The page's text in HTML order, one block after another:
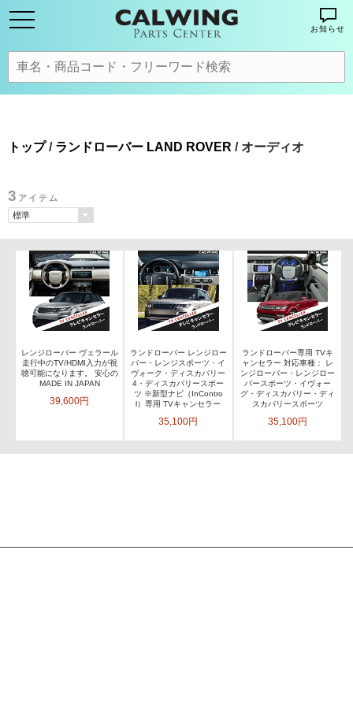
お知らせ
トップ/ ランドローバー LAND ROVER / オーディオ
3 アイテム
レンジローバー ヴェラール
走行中のTV/HDMI入力が視
聴可能になります。 安心の
MADE IN JAPAN
39,600円
ランドローバー レンジロー
バー・レンジスポーツ・イ
ヴォーク・ディスカバリー
4・ディスカバリースポー
ツ ※新型ナビ（InContro
l）専用 TVキャンセラー
35,100円
ランドローバー専用 TVキ
ャンセラー 対応車種： レ
ンジローバー・レンジロー
バースポーツ・イヴォー
グ・ディスカバリー・ディ
スカバリースポーツ
35,100円